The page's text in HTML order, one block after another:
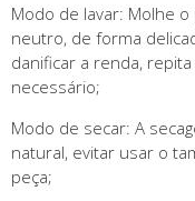
Modo de lavar: Molhe
neutro, de forma
danificar a renda,
necessário;
Modo de secar: A
natural, evitar usar o
peça;